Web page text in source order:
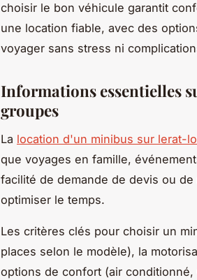
choisir le bon véhicule garantit
une location fiable, avec des
voyager sans stress ni
Informations essentielles
groupes
La location d'un minibus sur lerat-
que voyages en famille,
facilité de demande de devis ou
optimiser le temps.
Les critères clés pour choisir un
places selon le modèle), la
options de confort (air